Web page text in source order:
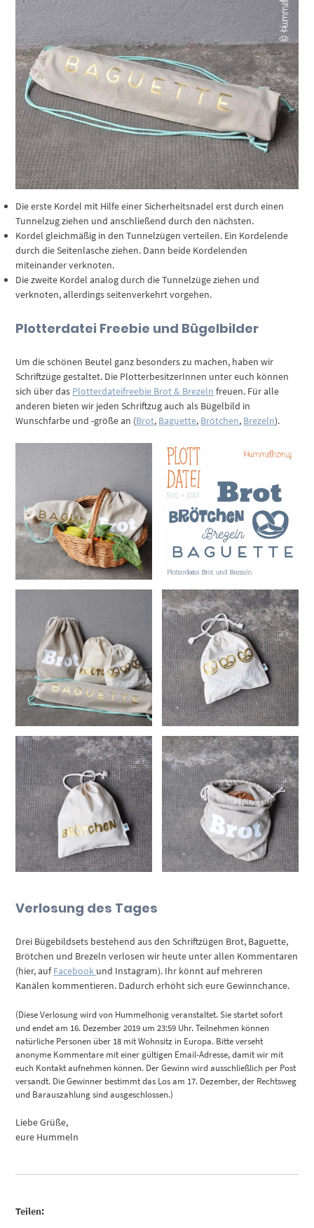
Die erste Kordel mit Hilfe einer Sicherheitsnadel erst durch einen
Tunnelzug ziehen und anschließend durch den nächsten.
Kordel gleichmäßig in den Tunnelzügen verteilen. Ein Kordelende
durch die Seitenlasche ziehen. Dann beide Kordelenden
miteinander verknoten.
Die zweite Kordel analog durch die Tunnelzüge ziehen und
verknoten, allerdings seitenverkehrt vorgehen.
Plotterdatei Freebie und Bügelbilder
Um die schönen Beutel ganz besonders zu machen, haben wir
Schriftzüge gestaltet. Die PlotterbesitzerInnen unter euch können
sich über das Plotterdateifreebie Brot & Brezeln freuen. Für alle
anderen bieten wir jeden Schriftzug auch als Bügelbild in
Wunschfarbe und -größe an (Brot, Baguette, Brötchen, Brezeln).
Verlosung des Tages
Drei Bügebildsets bestehend aus den Schriftzügen Brot, Baguette,
Brötchen und Brezeln verlosen wir heute unter allen Kommentaren
(hier, aufFacebook und Instagram). Ihr könnt auf mehreren
Kanälen kommentieren. Dadurch erhöht sich eure Gewinnchance.
(Diese Verlosung wird von Hummelhonig veranstaltet. Sie startet sofort
und endet am 16. Dezember 2019 um 23:59 Uhr. Teilnehmen können
natürliche Personen über 18 mit Wohnsitz in Europa. Bitte verseht
anonyme Kommentare mit einer gültigen Email-Adresse, damit wir mit
euch Kontakt aufnehmen können. Der Gewinn wird ausschließlich per Post
versandt. Die Gewinner bestimmt das Los am 17. Dezember, der Rechtsweg
und Barauszahlung sind ausgeschlossen.)
Liebe Grüße,
eure Hummeln
Teilen: